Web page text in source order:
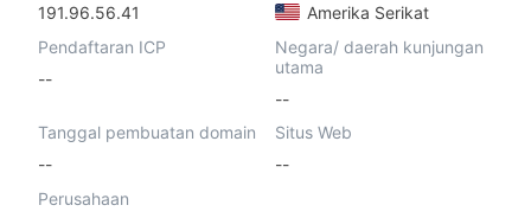
191.96.56.41
Amerika Serikat
Pendaftaran ICP
--
Negara/ daerah kunjungan
utama
--
Tanggal pembuatan domain
--
Situs Web
--
Perusahaan